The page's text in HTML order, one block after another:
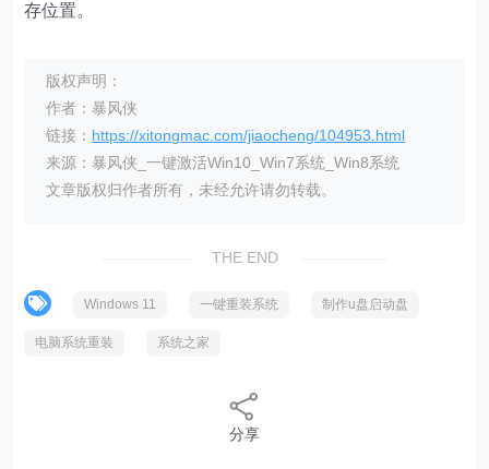
存位置。
版权声明：
作者：暴风侠
链接： https://xitongmac.com/jiaocheng/104953.html
来源：暴风侠_一键激活Win10_Win7系统_Win8系统
文章版权归作者所有，未经允许请勿转载。
THE END
Windows 11 一键重装系统 制作u盘启动盘
电脑系统重装 系统之家
分享